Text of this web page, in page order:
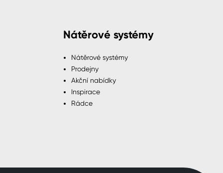
Nátěrové systémy
Nátěrové systémy
Prodejny
Akční nabídky
Inspirace
Rádce